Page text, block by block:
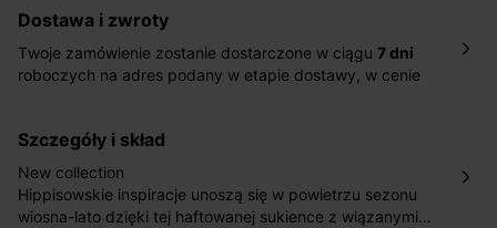
Dostawa i zwroty
Twoje zamówienie zostanie dostarczone w ciągu 7 dni
roboczych na adres podany w etapie dostawy, w cenie
pośrednictwem DHL Express.
Nowość: Zamówienia dostarczamy w ciągu 4-6 dni
roboczych do wybranego przez Ciebie paczkomatu , a
koszt przesyłki wynosi 9,40 zł.
szczegóły i skład
New collection
Hippisowskie inspiracje unoszą się w powietrzu sezonu
wiosna-lato dzięki tej haftowanej sukience z wiązanymi